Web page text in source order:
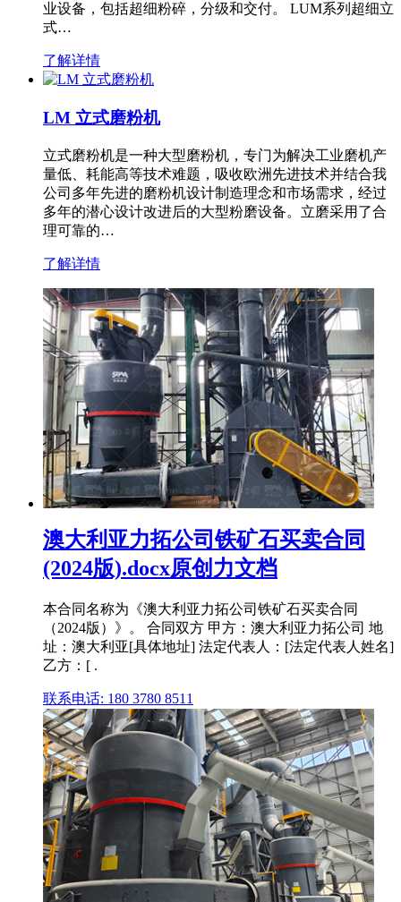
业设备，包括超细粉碎，分级和交付。 LUM系列超细立
式…
了解详情
LM 立式磨粉机
立式磨粉机是一种大型磨粉机，专门为解决工业磨机产
量低、耗能高等技术难题，吸收欧洲先进技术并结合我
公司多年先进的磨粉机设计制造理念和市场需求，经过
多年的潜心设计改进后的大型粉磨设备。立磨采用了合
理可靠的…
了解详情
澳大利亚力拓公司铁矿石买卖合同
(2024版).docx原创力文档
本合同名称为《澳大利亚力拓公司铁矿石买卖合同
（2024版）》。 合同双方 甲方：澳大利亚力拓公司 地
址：澳大利亚[具体地址] 法定代表人：[法定代表人姓名]
乙方：[ .
联系电话: 180 3780 8511